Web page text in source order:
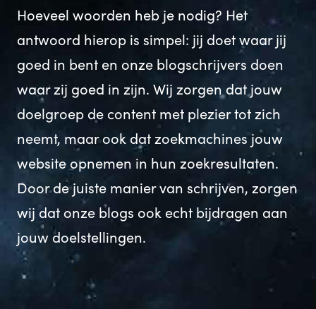
Hoeveel woorden heb je nodig? Het
antwoord hierop is simpel: jij doet waar jij
goed in bent en onze blogschrijvers doen
waar zij goed in zijn. Wij zorgen dat jouw
doelgroep de content met plezier tot zich
neemt, maar ook dat zoekmachines jouw
website opnemen in hun zoekresultaten.
Door de juiste manier van schrijven, zorgen
wij dat onze blogs ook echt bijdragen aan
jouw doelstellingen.